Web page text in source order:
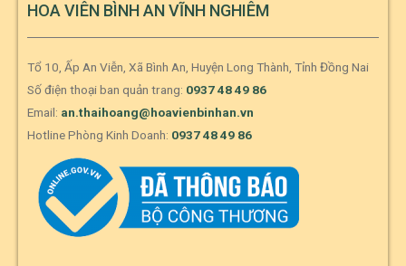
HOA VIÊN BÌNH AN VĨNH NGHIÊM
Tổ 10, Ấp An Viễn, Xã Bình An, Huyện Long Thành, Tỉnh Đồng Nai
Số điện thoại ban quản trang: 0937 48 49 86
Email: an.thaihoang@hoavienbinhan.vn
Hotline Phòng Kinh Doanh: 0937 48 49 86